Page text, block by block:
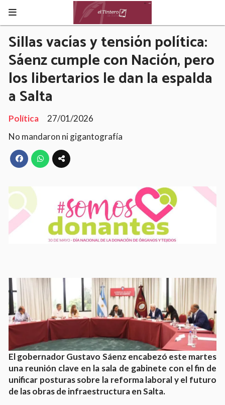
Sillas vacías y tensión política:
Sáenz cumple con Nación, pero
los libertarios le dan la espalda
a Salta
Política
27/01/2026
No mandaron ni gigantografía
El gobernador Gustavo Sáenz encabezó este martes
una reunión clave en la sala de gabinete con el fin de
unificar posturas sobre la reforma laboral y el futuro
de las obras de infraestructura en Salta.